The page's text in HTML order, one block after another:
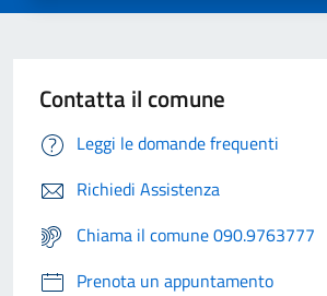
Contatta il comune
Leggi le domande frequenti
Richiedi Assistenza
Chiama il comune 090.9763777
Prenota un appuntamento